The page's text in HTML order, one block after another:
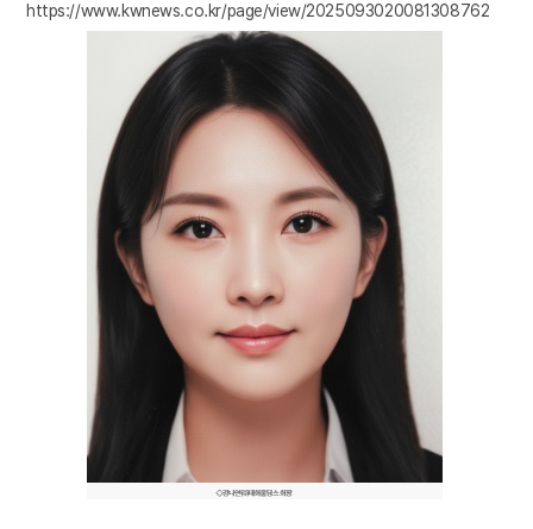
https://www.kwnews.co.kr/page/view/2025093020081308762